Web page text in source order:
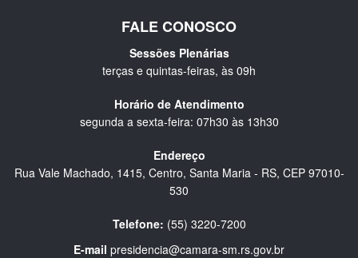
FALE CONOSCO
Sessões Plenárias
terças e quintas-feiras, às 09h
Horário de Atendimento
segunda a sexta-feira: 07h30 às 13h30
Endereço
Rua Vale Machado, 1415, Centro, Santa Maria - RS, CEP 97010-
530
Telefone: (55) 3220-7200
E-mail presidencia@camara-sm.rs.gov.br